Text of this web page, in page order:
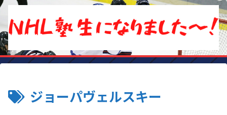
ジョーパヴェルスキー